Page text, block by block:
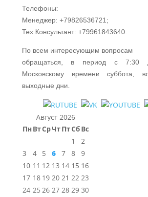
Телефоны:
Менеджер: +79826536721;
Тех.Консультант: +79961843640.
По всем интересующим вопросам
обращаться, в период с 7:30
Московскому времени суббота,
выходные дни.
Август 2026
ПнВтСрЧтПтСб Вс
1
2
3
4 5 6 7 8
9
10 11 12 13 14 15 16
17 18 19 20 21 22 23
24 25 26 27 28 29 30